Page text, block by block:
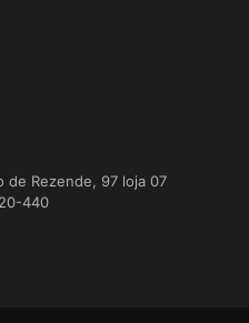
de Rezende, 97 loja 07
440